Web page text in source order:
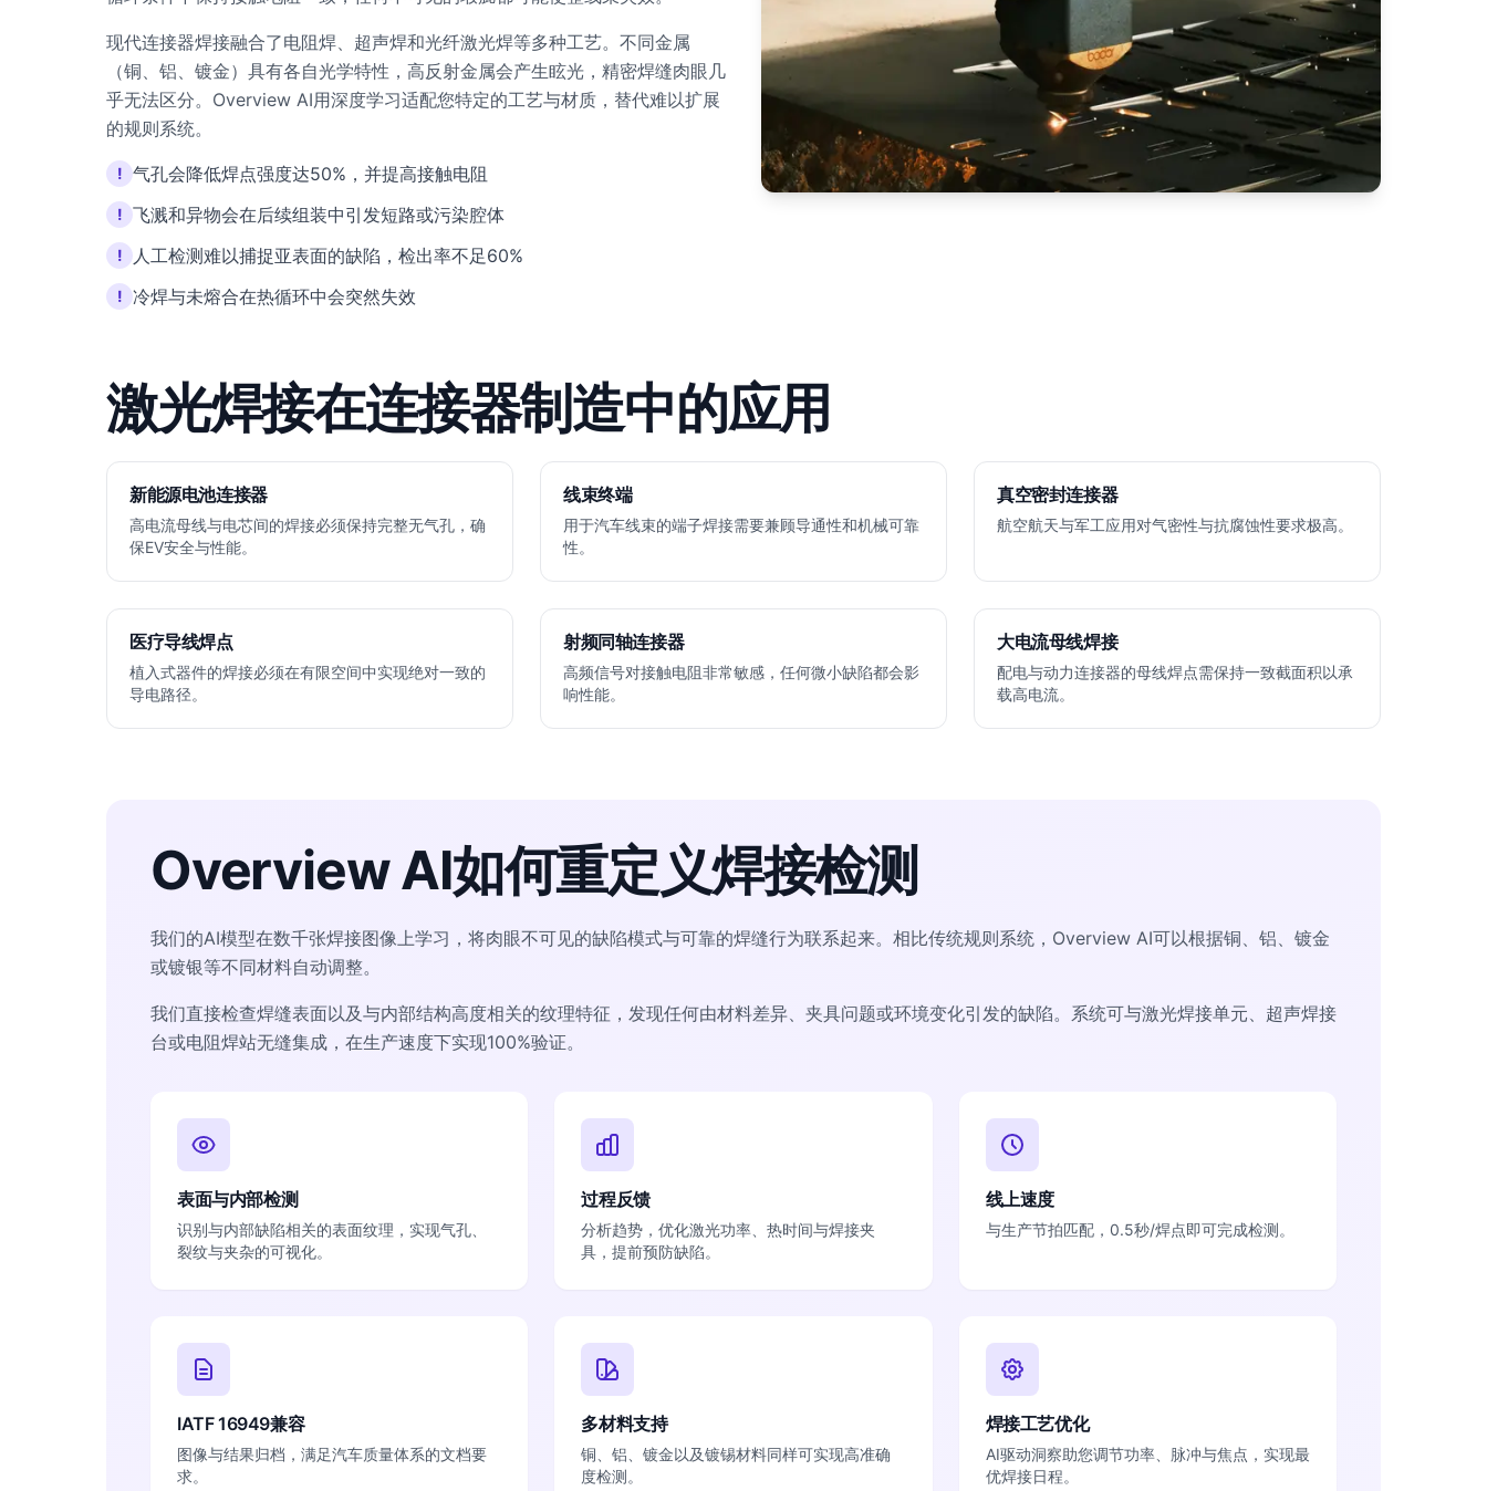
现代连接器焊接融合了电阻焊、超声焊和光纤激光焊等多种工艺。不同金属
（铜、铝、镀金）具有各自光学特性，高反射金属会产生眩光，精密焊缝肉眼几
乎无法区分。Overview AI用深度学习适配您特定的工艺与材质，替代难以扩展
的规则系统。
! 气孔会降低焊点强度达50%，并提高接触电阻
! 飞溅和异物会在后续组装中引发短路或污染腔体
! 人工检测难以捕捉亚表面的缺陷，检出率不足60%
! 冷焊与未熔合在热循环中会突然失效
激光焊接在连接器制造中的应用
新能源电池连接器
高电流母线与电芯间的焊接必须保持完整无气孔，确
保EV安全与性能。
线束终端
用于汽车线束的端子焊接需要兼顾导通性和机械可靠
性。
真空密封连接器
航空航天与军工应用对气密性与抗腐蚀性要求极高。
医疗导线焊点
植入式器件的焊接必须在有限空间中实现绝对一致的
导电路径。
射频同轴连接器
高频信号对接触电阻非常敏感，任何微小缺陷都会影
响性能。
大电流母线焊接
配电与动力连接器的母线焊点需保持一致截面积以承
载高电流。
Overview AI如何重定义焊接检测
我们的AI模型在数千张焊接图像上学习，将肉眼不可见的缺陷模式与可靠的焊缝行为联系起来。相比传统规则系统，Overview AI可以根据铜、铝、镀金
或镀银等不同材料自动调整。
我们直接检查焊缝表面以及与内部结构高度相关的纹理特征，发现任何由材料差异、夹具问题或环境变化引发的缺陷。系统可与激光焊接单元、超声焊接
台或电阻焊站无缝集成，在生产速度下实现100%验证。
表面与内部检测
识别与内部缺陷相关的表面纹理，实现气孔、
裂纹与夹杂的可视化。
过程反馈
分析趋势，优化激光功率、热时间与焊接夹
具，提前预防缺陷。
线上速度
与生产节拍匹配，0.5秒/焊点即可完成检测。
IATF 16949兼容
图像与结果归档，满足汽车质量体系的文档要
求。
多材料支持
铜、铝、镀金以及镀锡材料同样可实现高准确
度检测。
焊接工艺优化
AI驱动洞察助您调节功率、脉冲与焦点，实现最
优焊接日程。